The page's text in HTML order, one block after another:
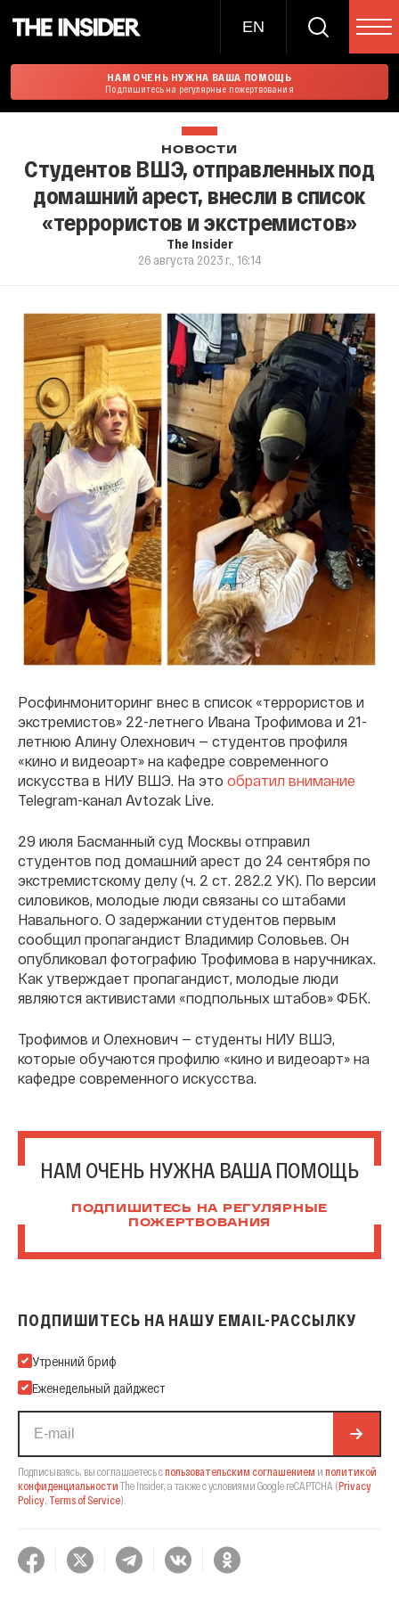
EN
НАМ ОЧЕНЬ НУЖНА ВАША ПОМОЩЬ
Подпишитесь на регулярные пожертвования
НОВОСТИ
Студентов ВШЭ, отправленных под
домашний арест, внесли в список
«террористов и экстремистов»
The Insider
26 августа 2023 г., 16:14
Росфинмониторинг внес в список «террористов и
экстремистов» 22-летнего Ивана Трофимова и 21-
летнюю Алину Олехнович — студентов профиля
«кино и видеоарт» на кафедре современного
искусства в НИУ ВШЭ. На это обратил внимание
Telegram-канал Avtozak Live.
29 июля Басманный суд Москвы отправил
студентов под домашний арест до 24 сентября по
экстремистскому делу (ч. 2 ст. 282.2 УК). По версии
силовиков, молодые люди связаны со штабами
Навального. О задержании студентов первым
сообщил пропагандист Владимир Соловьев. Он
опубликовал фотографию Трофимова в наручниках.
Как утверждает пропагандист, молодые люди
являются активистами «подпольных штабов» ФБК.
Трофимов и Олехнович — студенты НИУ ВШЭ,
которые обучаются профилю «кино и видеоарт» на
кафедре современного искусства.
НАМ ОЧЕНЬ НУЖНА ВАША ПОМОЩЬ
ПОДПИШИТЕСЬ НА РЕГУЛЯРНЫЕ
ПОЖЕРТВОВАНИЯ
ПОДПИШИТЕСЬ НА НАШУ EMAIL-РАССЫЛКУ
Подпишитесь на нашу Email-рассылку
Утренний бриф
Еженедельный дайджест
Подписываясь, вы соглашаетесь спользовательским соглашением и политикой
конфиденциальности The Insider, а также с условиями Google reCAPTCHA (Privacy
Policy, Terms of Service).